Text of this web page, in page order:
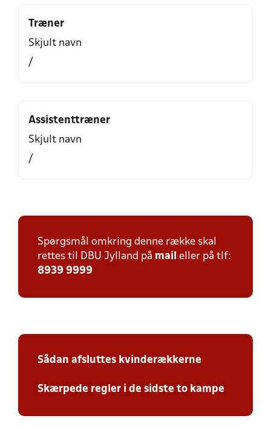
Træner
Skjult navn
/
Assistenttræner
Skjult navn
/
Spørgsmål omkring denne række skal
rettes til DBU Jylland på mail eller på tlf:
8939 9999
Sådan afsluttes kvinderækkerne
Skærpede regler i de sidste to kampe